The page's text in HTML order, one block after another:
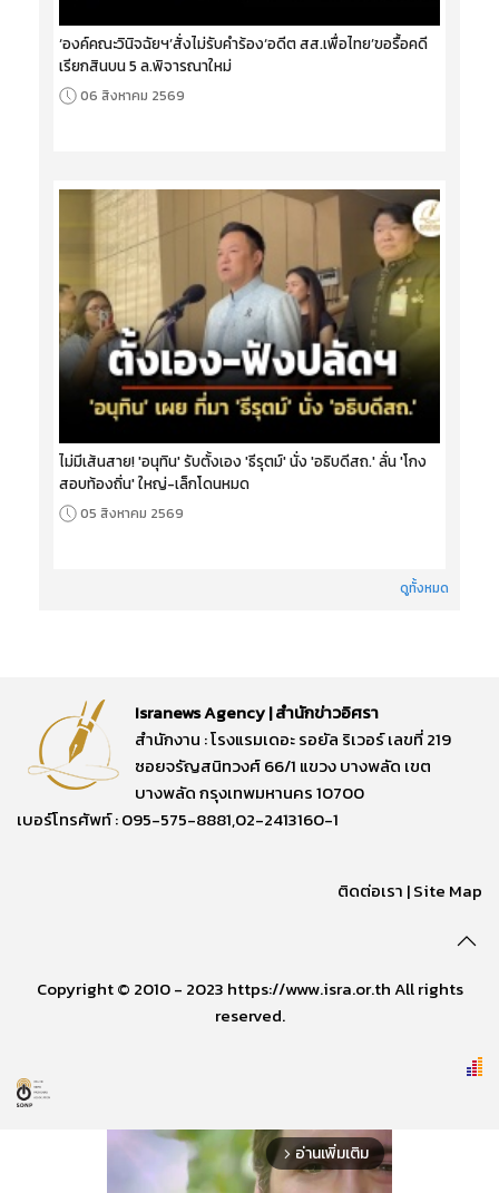
‘องค์คณะวินิจฉัยฯ’สั่งไม่รับคำร้อง‘อดีต สส.เพื่อไทย’ขอรื้อคดี
เรียกสินบน 5 ล.พิจารณาใหม่
06 สิงหาคม 2569
ไม่มีเส้นสาย! 'อนุทิน' รับตั้งเอง 'ธีรุตม์' นั่ง 'อธิบดีสถ.' ลั่น 'โกง
สอบท้องถิ่น' ใหญ่-เล็กโดนหมด
05 สิงหาคม 2569
ดูทั้งหมด
Isranews Agency | สำนักข่าวอิศรา
สำนักงาน : โรงแรมเดอะ รอยัล ริเวอร์ เลขที่ 219
ซอยจรัญสนิทวงศ์ 66/1 แขวง บางพลัด เขต
บางพลัด กรุงเทพมหานคร 10700
เบอร์โทรศัพท์ : 095-575-8881,02-2413160-1
ติดต่อเรา |Site Map
Copyright © 2010 - 2023 https://www.isra.or.th All rights
reserved.
arrow_forward_ios อ่านเพิ่มเติม